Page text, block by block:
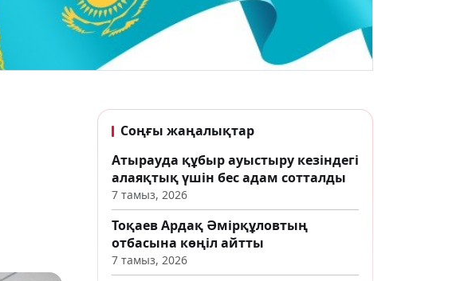
Соңғы жаңалықтар
Атырауда құбыр ауыстыру кезіндегі
алаяқтық үшін бес адам сотталды
7 тамыз, 2026
Тоқаев Ардақ Әмірқұловтың
отбасына көңіл айтты
7 тамыз, 2026